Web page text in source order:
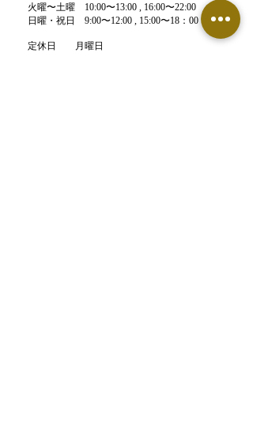
​火曜〜土曜 10:00〜13:00 , 16:00〜22:00​
​日曜・祝日 9:00〜12:00 , 15:00〜18：00
定休日 月曜日